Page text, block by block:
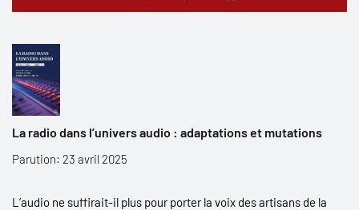
La radio dans l’univers audio : adaptations et mutations
Parution: 23 avril 2025
L’audio ne suffirait-il plus pour porter la voix des artisans de la